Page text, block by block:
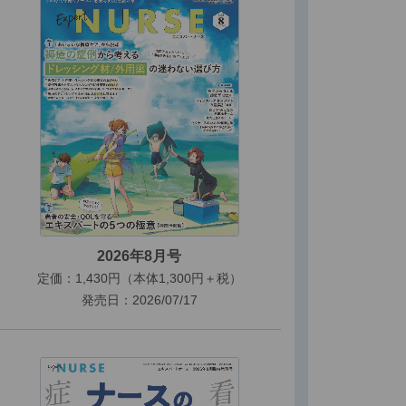
2026年8月号
定価：1,430円（本体1,300円＋税）
発売日：2026/07/17